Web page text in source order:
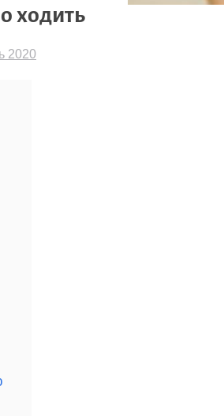
ходить
2020